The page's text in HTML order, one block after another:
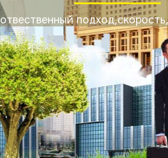
отвественный